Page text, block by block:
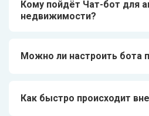
Кому пойдёт Чат-бот для
недвижимости?
сталкиваются с большим
и нуждаются в автоматизации
задаваемые вопросы и
Можно ли настроить бота
учётом специфики бизнес-
обеспечиваем полную
Как быстро происходит